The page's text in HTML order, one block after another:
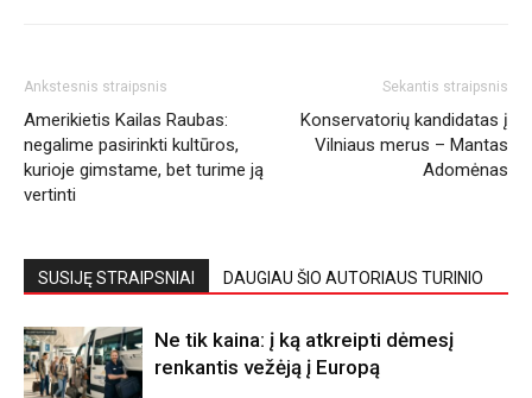
Ankstesnis straipsnis
Amerikietis Kailas Raubas:
negalime pasirinkti kultūros,
kurioje gimstame, bet turime ją
vertinti
Sekantis straipsnis
Konservatorių kandidatas į
Vilniaus merus – Mantas
Adomėnas
SUSIJĘ STRAIPSNIAI DAUGIAU ŠIO AUTORIAUS TURINIO
Ne tik kaina: į ką atkreipti dėmesį
renkantis vežėją į Europą